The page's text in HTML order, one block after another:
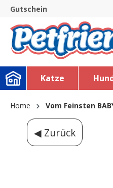
Skip to main
Gutschein
Katze
Home Vom Feinsten
◀ Zurück